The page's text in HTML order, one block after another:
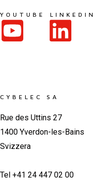
CYBELEC SA
Rue des Uttins 27
1400 Yverdon-les-Bains
Svizzera
Tel +41 24 447 02 00
YOUTUBE LINKEDIN